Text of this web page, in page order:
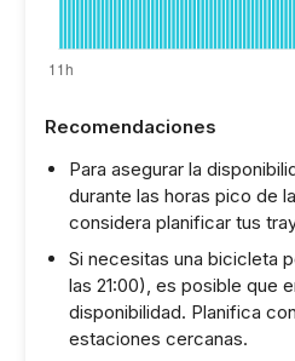
Recomendaciones
Para asegurar la
durante las horas pico de
considera planificar tus
Si necesitas una bicicleta
las 21:00), es posible que
disponibilidad. Planifica
estaciones cercanas.